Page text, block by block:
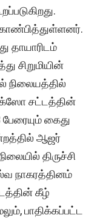
தாயாரிடம்
சிறுமியின்
நிலையத்தில்
சட்டத்தின்
கைது
ஆஜர்
திருச்சி
நாகரத்தினம்
கீழ்
பாதிக்கப்பட்ட